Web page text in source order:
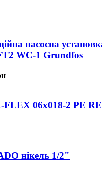
насосна
WC-1 Grundfos
FLEX 06x018-2 РЕ
нікель 1/2"